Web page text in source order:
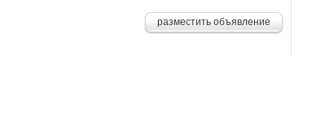
разместить объявление